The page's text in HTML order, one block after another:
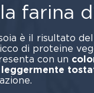
la farina
è il risultato
di proteine
con un
leggermente